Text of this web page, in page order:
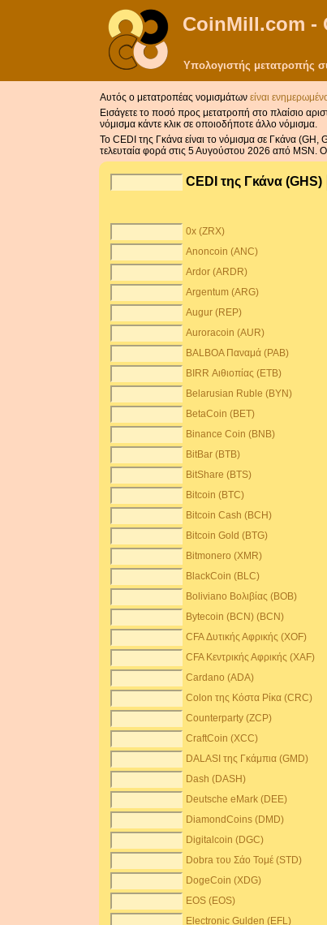
CoinMill.com -
Υπολογιστής μετατροπής
Αυτός ο μετατροπέας νομισμάτων είναι
Εισάγετε το ποσό προς μετατροπή στο πλαίσιο
νόμισμα κάντε κλικ σε οποιοδήποτε άλλο νόμισμα.
Το CEDI της Γκάνα είναι το νόμισμα σε Γκάνα (GH,
τελευταία φορά στις 5 Αυγούστου 2026 από MSN.
CEDI της Γκάνα (GHS)
0x (ZRX)
Anoncoin (ANC)
Ardor (ARDR)
Argentum (ARG)
Augur (REP)
Auroracoin (AUR)
BALBOA Παναμά (PAB)
BIRR Αιθιοπίας (ETB)
Belarusian Ruble (BYN)
BetaCoin (BET)
Binance Coin (BNB)
BitBar (BTB)
BitShare (BTS)
Bitcoin (BTC)
Bitcoin Cash (BCH)
Bitcoin Gold (BTG)
Bitmonero (XMR)
BlackCoin (BLC)
Boliviano Βολιβίας (BOB)
Bytecoin (BCN) (BCN)
CFA Δυτικής Αφρικής (XOF)
CFA Κεντρικής Αφρικής (XAF)
Cardano (ADA)
Colon της Κόστα Ρίκα (CRC)
Counterparty (ZCP)
CraftCoin (XCC)
DALASI της Γκάμπια (GMD)
Dash (DASH)
Deutsche eMark (DEE)
DiamondCoins (DMD)
Digitalcoin (DGC)
Dobra του Σάο Τομέ (STD)
DogeCoin (XDG)
EOS (EOS)
Electronic Gulden (EFL)